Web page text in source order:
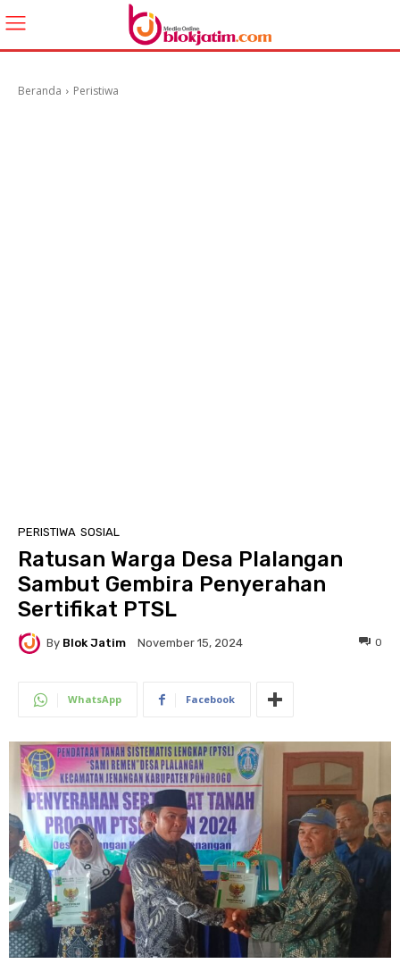
Beranda Peristiwa
PERISTIWA SOSIAL
Ratusan Warga Desa Plalangan
Sambut Gembira Penyerahan
Sertifikat PTSL
By Blok Jatim November 15, 2024 0
WhatsApp Facebook